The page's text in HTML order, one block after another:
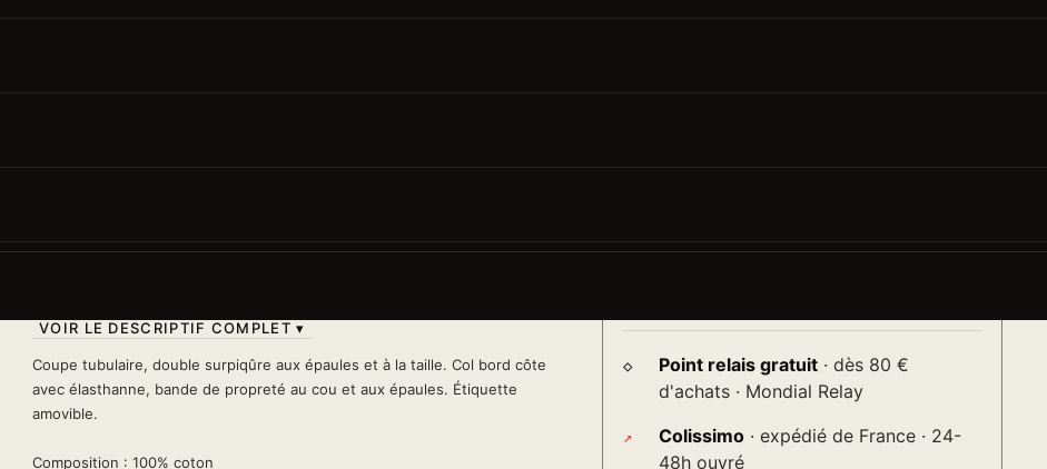
100% COTON 190G/M² ÉDITION LIMITÉE
Matière · 100% coton 190g/m²— production soignée,
Coupe · regular— unisexe, épaule tombante
VOIR LE DESCRIPTIF COMPLET ▾
Coupe tubulaire, double surpiqûre aux épaules et à la taille. Col bord côte
avec élasthanne, bande de propreté au cou et aux épaules. Étiquette
amovible.
Composition : 100% coton
PAR DÉFAUT : LOGO CŒUR (POITRINE) +
AJOUTER AU PANIER
♡
Point relais gratuit · dès 80 €
d'achats · Mondial Relay
Colissimo · expédié de France · 24-
48h ouvré